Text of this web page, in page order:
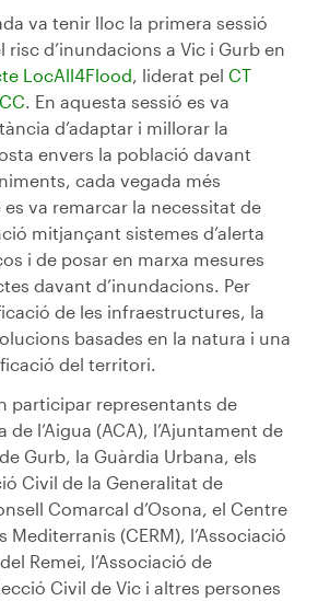
va tenir lloc la primera sessió
risc d’inundacions a Vic i Gurb en
LocAll4Flood, liderat pel CT
. En aquesta sessió es va
d’adaptar i millorar la
envers la població davant
cada vegada més
va remarcar la necessitat de
mitjançant sistemes d’alerta
i de posar en marxa mesures
davant d’inundacions. Per
de les infraestructures, la
basades en la natura i una
del territori.
participar representants de
de l’Aigua (ACA), l’Ajuntament de
Gurb, la Guàrdia Urbana, els
Civil de la Generalitat de
Comarcal d’Osona, el Centre
Mediterranis (CERM), l’Associació
Remei, l’Associació de
Civil de Vic i altres persones